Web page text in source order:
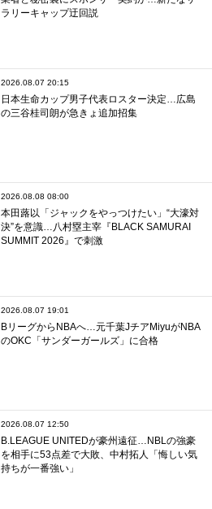
ラリーキャップ迂回説
2026.08.07 20:15
日本生命カップ男子代表ロスター決定…広島
の三谷桂司朗が急きょ追加招集
2026.08.08 08:00
本田蕗以「ジャックをやっつけたい」“大濠対
決”を意識…八村塁主宰『BLACK SAMURAI
SUMMIT 2026』で刺激
2026.08.07 19:01
BリーグからNBAへ…元千葉JチアMiyuがNBA
のOKC「サンダーガールズ」に合格
2026.08.07 12:50
B.LEAGUE UNITEDが豪州遠征…NBLの強豪
を相手に53点差で大敗、中村拓人「悔しい気
持ちが一番強い」